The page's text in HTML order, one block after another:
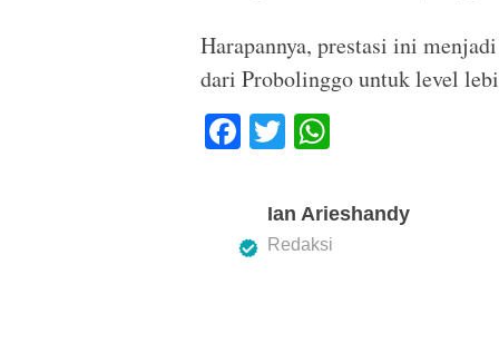
Harapannya, prestasi ini
dari Probolinggo untuk level
F
e
T
tt
er
at
s
Ian Arieshandy
Redaksi